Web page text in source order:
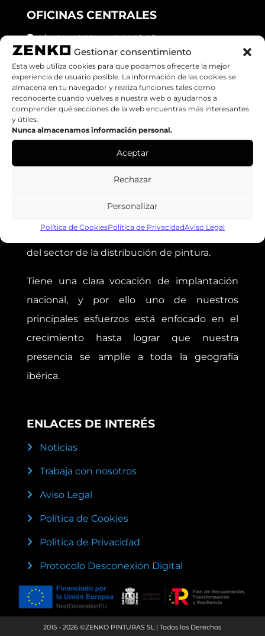
Gestionar consentimiento
Esta web utiliza cookies para que podamos ofrecerte la mejor
experiencia de usuario posible. La información de las cookies se
almacena en tu navegador y realiza funciones tales como
reconocerte cuando vuelves a nuestra web o ayudarnos a
comprender qué secciones de la web encuentras más interesantes
y útiles.
Nunca almacenamos información personal.
Aceptar
Rechazar
Personalizar
Política de CookiesPolitica de PrivacidadAviso Legal
OFICINAS CENTRALES
C/ Miquel Ricomà, 18 1º, 2º
Granollers (08401), Barcelona
Teléfono: 938708626
Email: zenko@zenkoweb.teknokono.net
Web: https://zenkoweb.teknokono.net
principales Centrales de Compras y Servicios
del sector de la distribución de pintura.
Tiene una clara vocación de implantación
nacional, y por ello uno de nuestros
principales esfuerzos está enfocado en el
crecimiento hasta lograr que nuestra
presencia se amplíe a toda la geografía
ibérica.
ENLACES DE INTERÉS
Noticias
Trabaja con nosotros
Aviso Legal
Política de Cookies
Politica de Privacidad
Protocolo Desconexión Digital
2015 - 2026 ©ZENKO PINTURAS SL | Todos los Derechos